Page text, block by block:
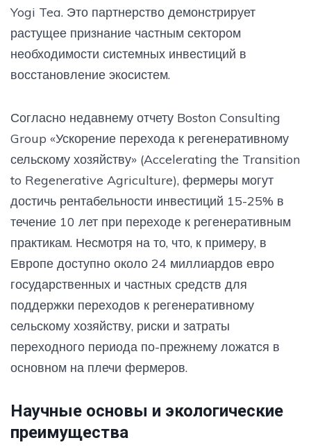
Yogi Tea. Это партнерство демонстрирует
растущее признание частным сектором
необходимости системных инвестиций в
восстановление экосистем.
Согласно недавнему отчету Boston Consulting
Group «Ускорение перехода к регенеративному
сельскому хозяйству» (Accelerating the Transition
to Regenerative Agriculture), фермеры могут
достичь рентабельности инвестиций 15-25% в
течение 10 лет при переходе к регенеративным
практикам. Несмотря на то, что, к примеру, в
Европе доступно около 24 миллиардов евро
государственных и частных средств для
поддержки переходов к регенеративному
сельскому хозяйству, риски и затраты
переходного периода по-прежнему ложатся в
основном на плечи фермеров.
Научные основы и экологические
преимущества